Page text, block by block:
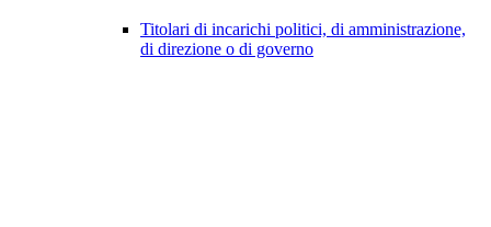
Titolari di incarichi politici, di amministrazione,
di direzione o di governo